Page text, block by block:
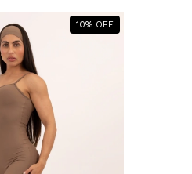
10% OFF